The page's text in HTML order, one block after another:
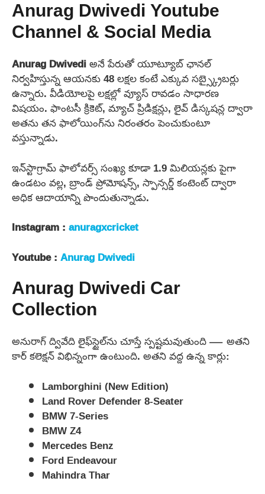
Anurag Dwivedi Youtube
Channel & Social Media
Anurag Dwivediఅనే పేరుతో యూట్యూబ్ ఛానల్
నిర్వహిస్తున్న ఆయనకు 48 లక్షల కంటే ఎక్కువ సబ్స్క్రైబర్లు
ఉన్నారు. వీడియోలపై లక్షల్లో వ్యూస్ రావడం సాధారణ
విషయం. ఫాంటసీ క్రికెట్, మ్యాచ్ ప్రిడిక్షన్లు, లైవ్ డిస్కషన్ల ద్వారా
అతను తన ఫాలోయింగ్‌ను నిరంతరం పెంచుకుంటూ
వస్తున్నాడు.
ఇన్‌స్టాగ్రామ్ ఫాలోవర్స్ సంఖ్య కూడా 1.9 మిలియన్లకు పైగా
ఉండటం వల్ల, బ్రాండ్ ప్రోమోషన్స్, స్పాన్సర్డ్ కంటెంట్ ద్వారా
అధిక ఆదాయాన్ని పొందుతున్నాడు.
Instagram :anuragxcricket
Youtube :Anurag Dwivedi
Anurag Dwivedi Car
Collection
అనురాగ్ ద్వివేది లైఫ్‌స్టైల్‌ను చూస్తే స్పష్టమవుతుంది — అతని
కార్ కలెక్షన్ విభిన్నంగా ఉంటుంది. అతని వద్ద ఉన్న కార్లు:
Lamborghini (New Edition)
Land Rover Defender 8-Seater
BMW 7-Series
BMW Z4
Mercedes Benz
Ford Endeavour
Mahindra Thar